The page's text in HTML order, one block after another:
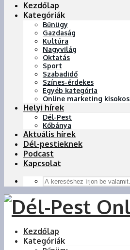
Kezdőlap
Kategóriák
Bűnügy
Gazdaság
Kultúra
Nagyvilág
Oktatás
Sport
Szabadidő
Színes-érdekes
Egyéb kategória
Online marketing kisokos
Helyi hírek
Dél-Pest
Kőbánya
Aktuális hírek
Dél-pestieknek
Podcast
Kapcsolat
Kezdőlap
Kategóriák